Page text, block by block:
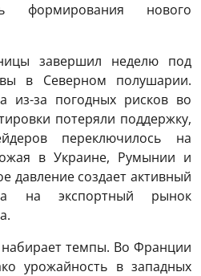
формирования нового
завершил неделю под
в Северном полушарии.
из-за погодных рисков во
потеряли поддержку,
переключилось на
в Украине, Румынии и
давление создает активный
на экспортный рынок
темпы. Во Франции
урожайность в западных